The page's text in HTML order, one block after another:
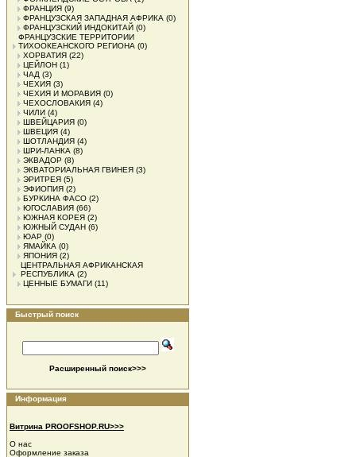
ФРАНЦИЯ (9)
ФРАНЦУЗСКАЯ ЗАПАДНАЯ АФРИКА (0)
ФРАНЦУЗСКИЙ ИНДОКИТАЙ (0)
ФРАНЦУЗСКИЕ ТЕРРИТОРИИ
ТИХООКЕАНСКОГО РЕГИОНА (0)
ХОРВАТИЯ (22)
ЦЕЙЛОН (1)
ЧАД (3)
ЧЕХИЯ (3)
ЧЕХИЯ И МОРАВИЯ (0)
ЧЕХОСЛОВАКИЯ (4)
ЧИЛИ (4)
ШВЕЙЦАРИЯ (0)
ШВЕЦИЯ (4)
ШОТЛАНДИЯ (4)
ШРИ-ЛАНКА (8)
ЭКВАДОР (8)
ЭКВАТОРИАЛЬНАЯ ГВИНЕЯ (3)
ЭРИТРЕЯ (5)
ЭФИОПИЯ (2)
БУРКИНА ФАСО (2)
ЮГОСЛАВИЯ (66)
ЮЖНАЯ КОРЕЯ (2)
ЮЖНЫЙ СУДАН (6)
ЮАР (0)
ЯМАЙКА (0)
ЯПОНИЯ (2)
ЦЕНТРАЛЬНАЯ АФРИКАНСКАЯ
РЕСПУБЛИКА (2)
ЦЕННЫЕ БУМАГИ (11)
Быстрый поиск
Расширенный поиск>>>
Информация
Витрина PROOFSHOP.RU>>>
О нас
Оформление заказа